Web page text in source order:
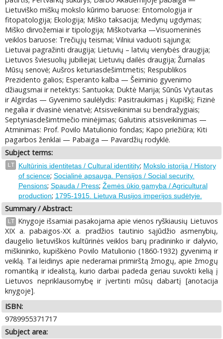
Lietuviško miškų mokslo kūrimo baruose: Entomologija ir
fitopatologija; Ekologija; Miško taksacija; Medynų ugdymas;
Miško dirvožemiai ir tipologija; Miškotvarka —Visuomeninės
veiklos baruose: Trečiųjų teismai; Vilniui vaduoti sąjunga;
Lietuvai pagražinti draugija; Lietuvių – latvių vienybės draugija;
Lietuvos šviesuolių jubiliejai; Lietuvių dailės draugija; Žurnalas
Mūsų senovė; Aušros keturiasdešimtmetis; Respublikos
Prezidento galios; Esperanto kalba — Šeiminio gyvenimo
džiaugsmai ir netektys: Santuoka; Duktė Marija; Sūnūs Vytautas
ir Algirdas — Gyvenimo saulėlydis: Pasitraukimas į Kupiškį; Fizinė
negalia ir dvasinė vienatvė; Atsisveikinimai su bendražygiais;
Septyniasdešimtmečio minėjimas; Galutinis atsisveikinimas —
Atminimas: Prof. Povilo Matulionio fondas; Kapo priežiūra; Kiti
pagarbos ženklai — Pabaiga — Pavardžių rodyklė.
Subject terms:
LT Kultūrinis identitetas / Cultural identitity; Mokslo istorija / History
of science; Socialinė apsauga. Pensijos / Social security.
Pensions; Spauda / Press; Žemės ūkio gamyba / Agricultural
production; 1795-1915. Lietuva Rusijos imperijos sudėtyje.
Summary / Abstract:
LT
Knygoje išsamiai pasakojama apie vienos ryškiausių Lietuvos
XIX a. pabaigos-XX a. pradžios tautinio sąjūdžio asmenybių,
daugelio lietuviškos kultūrinės veiklos barų pradininko ir dalyvio,
miškininko, kupiškėno Povilo Matulionio (1860-1932) gyvenimą ir
veiklą. Tai leidinys apie nederamai primirštą žmogų, apie žmogų
romantiką ir idealistą, kurio darbai padeda geriau suvokti kelią į
Lietuvos nepriklausomybę ir įvertinti mūsų dabartį [anotacija
knygoje].
ISBN:
9789955371717
Subject area: